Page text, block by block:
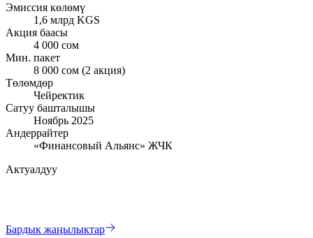
Эмиссия көлөмү
1,6 млрд KGS
Акция баасы
4 000 сом
Мин. пакет
8 000 сом (2 акция)
Төлөмдөр
Чейректик
Сатуу башталышы
Ноябрь 2025
Андеррайтер
«Финансовый Альянс» ЖЧК
Актуалдуу
Бардык жаңылыктар